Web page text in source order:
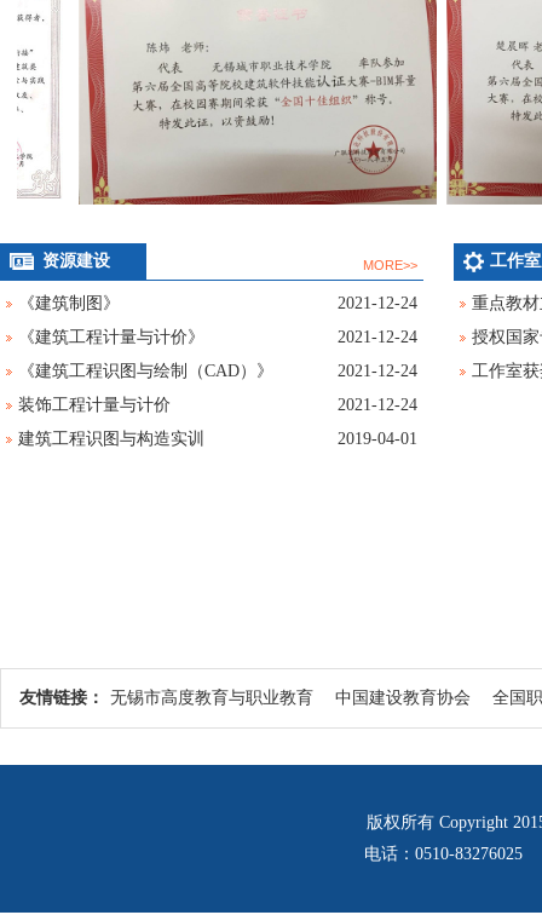
资源建设 MORE>>
《建筑制图》
2021-12-24
《建筑工程计量与计价》
2021-12-24
《建筑工程识图与绘制（CAD）》
2021-12-24
装饰工程计量与计价
2021-12-24
建筑工程识图与构造实训
2019-04-01
工作
重点教
授权国
工作室
友情链接： 无锡市高度教育与职业教育 中国建设教育协会 全国
版权所有 Copyright
电话：0510-